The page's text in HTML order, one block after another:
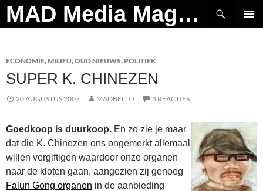
Ga
naar
MAD Media Magazine
Zoeken
ECONOMIE,MILIEU,OUD NIEUWS,POLITIEK
SUPER K. CHINEZEN
20 AUGUSTUS 2007 MADBELLO 3 REACTIES
Goedkoop is duurkoop. En zo zie je maar
dat die K. Chinezen ons ongemerkt allemaal
willen vergiftigen waardoor onze organen
naar de kloten gaan, aangezien zij genoeg
Falun Gong organen in de aanbieding